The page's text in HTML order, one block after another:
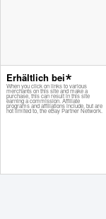
Erhältlich bei